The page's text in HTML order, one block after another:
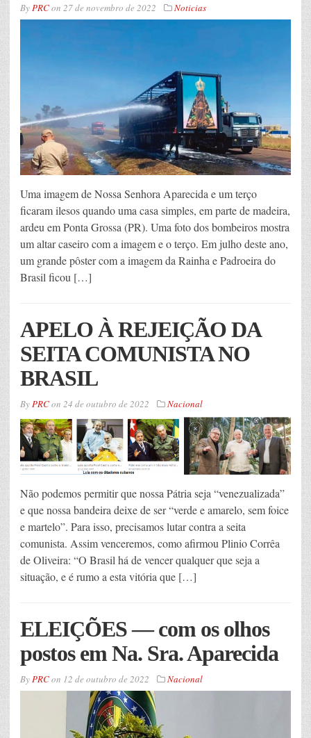
ByPRCon 27 de novembro de 2022 Noticias
Uma imagem de Nossa Senhora Aparecida e um terço
ficaram ilesos quando uma casa simples, em parte de madeira,
ardeu em Ponta Grossa (PR). Uma foto dos bombeiros mostra
um altar caseiro com a imagem e o terço. Em julho deste ano,
um grande pôster com a imagem da Rainha e Padroeira do
Brasil ficou […]
APELO À REJEIÇÃO DA
SEITA COMUNISTA NO
BRASIL
ByPRCon 24 de outubro de 2022 Nacional
Não podemos permitir que nossa Pátria seja “venezualizada”
e que nossa bandeira deixe de ser “verde e amarelo, sem foice
e martelo”. Para isso, precisamos lutar contra a seita
comunista. Assim venceremos, como afirmou Plinio Corrêa
de Oliveira: “O Brasil há de vencer qualquer que seja a
situação, e é rumo a esta vitória que […]
ELEIÇÕES — com os olhos
postos em Na. Sra. Aparecida
ByPRCon 12 de outubro de 2022 Nacional